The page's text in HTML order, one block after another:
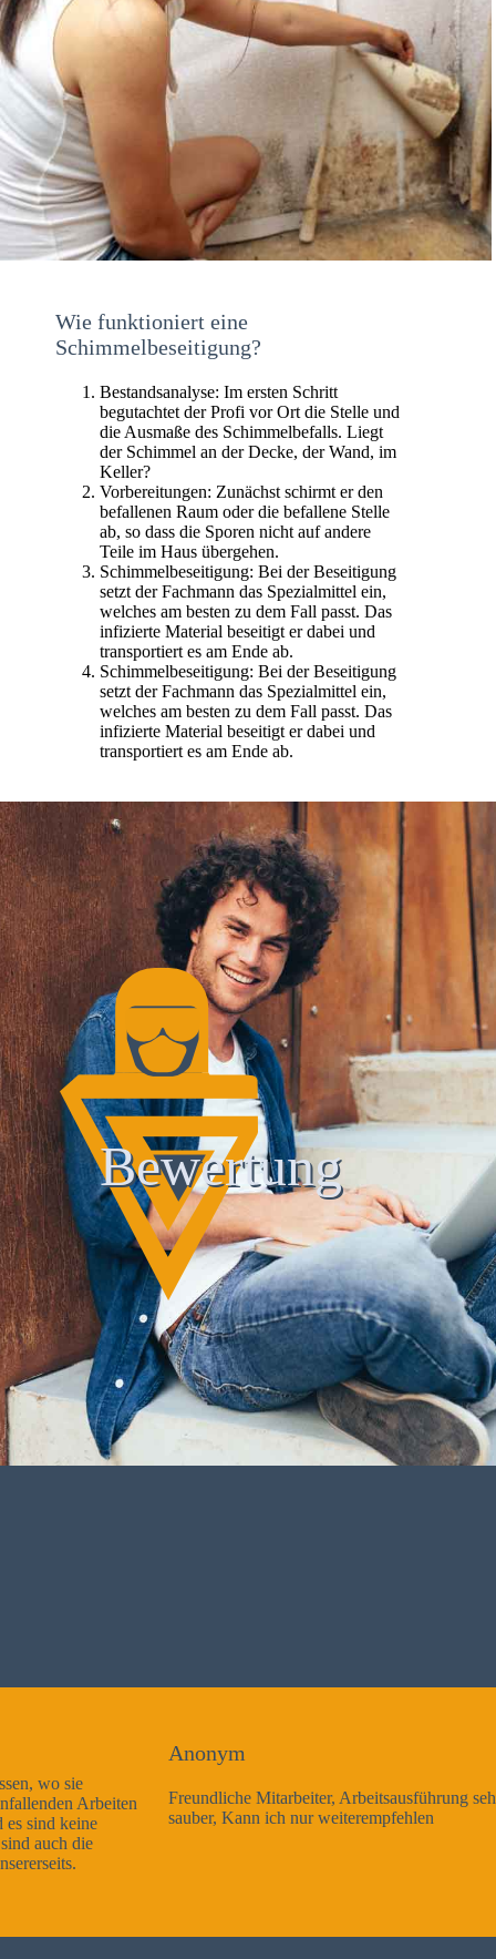
Wie funktioniert eine
Schimmelbeseitigung?
Bestandsanalyse: Im ersten Schritt
begutachtet der Profi vor Ort die Stelle und
die Ausmaße des Schimmelbefalls. Liegt
der Schimmel an der Decke, der Wand, im
Keller?
Vorbereitungen: Zunächst schirmt er den
befallenen Raum oder die befallene Stelle
ab, so dass die Sporen nicht auf andere
Teile im Haus übergehen.
Schimmelbeseitigung: Bei der Beseitigung
setzt der Fachmann das Spezialmittel ein,
welches am besten zu dem Fall passt. Das
infizierte Material beseitigt er dabei und
transportiert es am Ende ab.
Schimmelbeseitigung: Bei der Beseitigung
setzt der Fachmann das Spezialmittel ein,
welches am besten zu dem Fall passt. Das
infizierte Material beseitigt er dabei und
transportiert es am Ende ab.
Bewertung
Freundliche Mitarbeiter, Arbeitsausführung sehr gut und sehr
sauber, Kann ich nur weiterempfehlen